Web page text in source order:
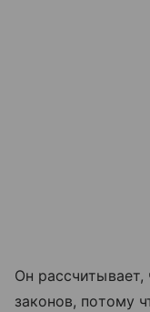
Он рассчитывает,
законов, потому